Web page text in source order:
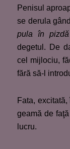
Penisul
se derula
pula în
degetul. De
cel mijlociu,
fără să-l
Fata,
geamă de
lucru.